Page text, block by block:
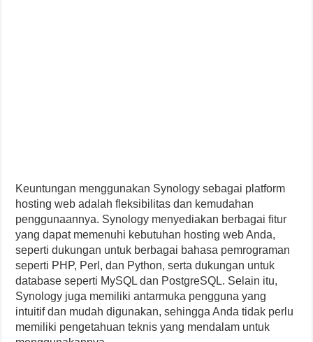
Keuntungan menggunakan Synology sebagai platform
hosting web adalah fleksibilitas dan kemudahan
penggunaannya. Synology menyediakan berbagai fitur
yang dapat memenuhi kebutuhan hosting web Anda,
seperti dukungan untuk berbagai bahasa pemrograman
seperti PHP, Perl, dan Python, serta dukungan untuk
database seperti MySQL dan PostgreSQL. Selain itu,
Synology juga memiliki antarmuka pengguna yang
intuitif dan mudah digunakan, sehingga Anda tidak perlu
memiliki pengetahuan teknis yang mendalam untuk